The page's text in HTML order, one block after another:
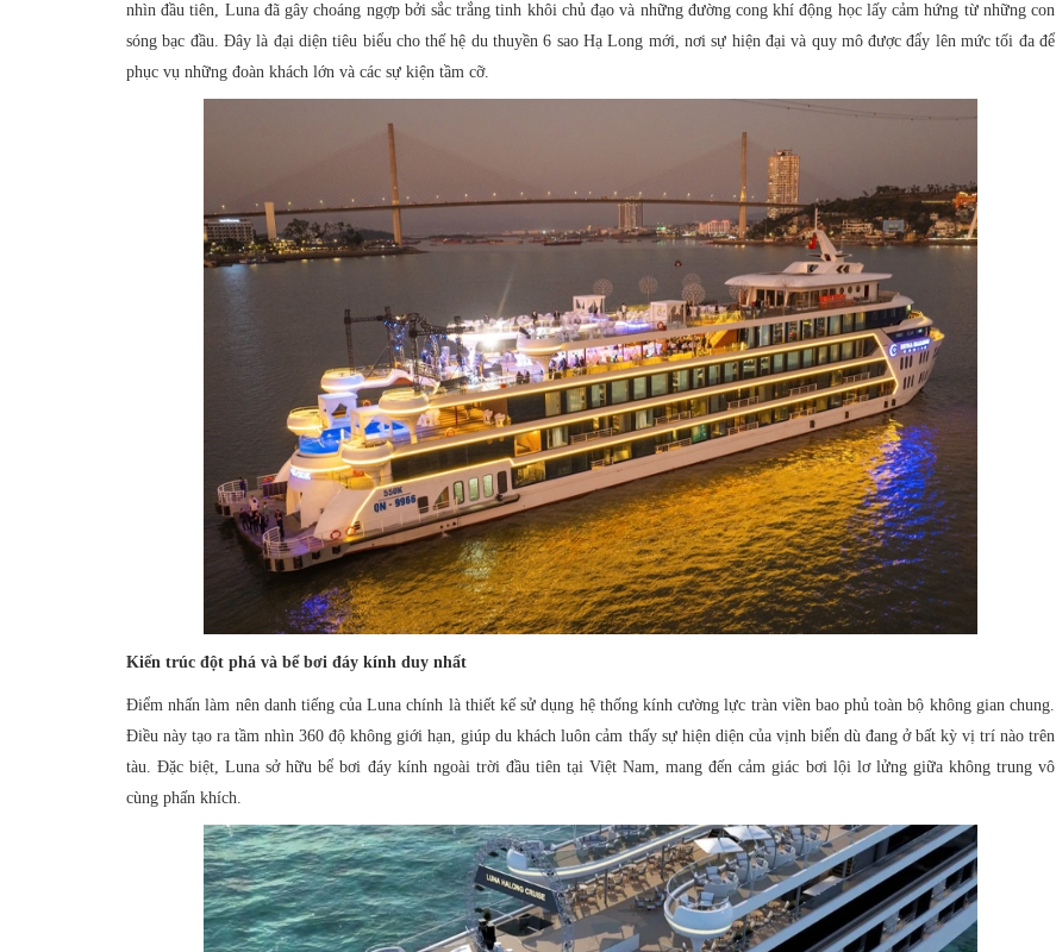
nhìn đầu tiên, Luna đã gây choáng ngợp bởi sắc trắng tinh khôi chủ đạo và những đường cong khí động học lấy cảm hứng từ những con
sóng bạc đầu. Đây là đại diện tiêu biểu cho thế hệ du thuyền 6 sao Hạ Long mới, nơi sự hiện đại và quy mô được đẩy lên mức tối đa để
phục vụ những đoàn khách lớn và các sự kiện tầm cỡ.
Kiến trúc đột phá và bể bơi đáy kính duy nhất
Điểm nhấn làm nên danh tiếng của Luna chính là thiết kế sử dụng hệ thống kính cường lực tràn viền bao phủ toàn bộ không gian chung.
Điều này tạo ra tầm nhìn 360 độ không giới hạn, giúp du khách luôn cảm thấy sự hiện diện của vịnh biển dù đang ở bất kỳ vị trí nào trên
tàu. Đặc biệt, Luna sở hữu bể bơi đáy kính ngoài trời đầu tiên tại Việt Nam, mang đến cảm giác bơi lội lơ lửng giữa không trung vô
cùng phấn khích.